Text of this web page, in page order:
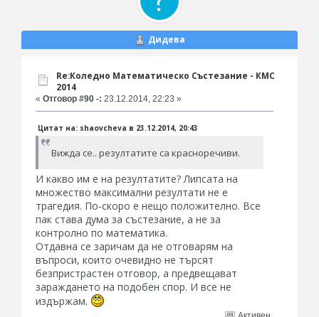
Дидева
Re:Коледно Математическо Състезание - КМС
2014
« Отговор #90 -: 23.12.2014, 22:23 »
Цитат на: shaovcheva в 23.12.2014, 20:43
Вижда се.. резултатите са красноречиви.
И какво им е на резултатите? Липсата на
множество максимални резултати не е
трагедия. По-скоро е нещо положително. Все
пак става дума за състезание, а не за
контролно по математика.
Отдавна се заричам да не отговарям на
въпроси, които очевидно не търсят
безпристрастен отговор, а предвещават
зараждането на подобен спор. И все не
издържам.